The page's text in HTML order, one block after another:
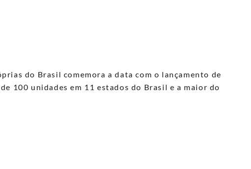
do Brasil comemora a data com o lançamento de
100 unidades em 11 estados do Brasil e a maior do